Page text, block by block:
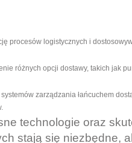
procesów logistycznych i
różnych opcji dostawy, takich jak
zarządzania łańcuchem
technologie oraz
stają się niezbędne,